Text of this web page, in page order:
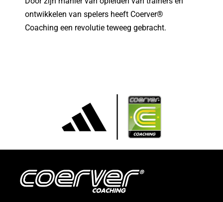
ontwikkelen van spelers heeft Coerver®
Coaching een revolutie teweeg gebracht.